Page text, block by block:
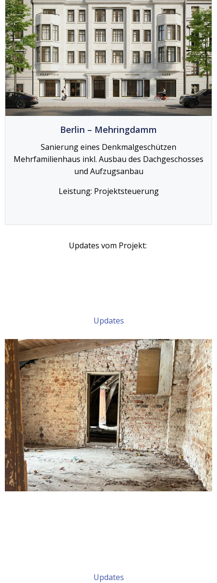
Berlin – Mehringdamm
Sanierung eines Denkmalgeschützen
Mehrfamilienhaus inkl. Ausbau des Dachgeschosses
und Aufzugsanbau
Leistung: Projektsteuerung
Updates vom Projekt:
Updates
Updates